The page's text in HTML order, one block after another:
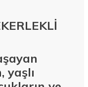
yaşlı